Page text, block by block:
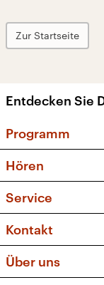
Zur Startseite
Entdecken Sie
Programm
Musikliste
Kakadu –
Hören
Service
FAQ
Apps
Newsletter
Kontakt
Social
Über uns